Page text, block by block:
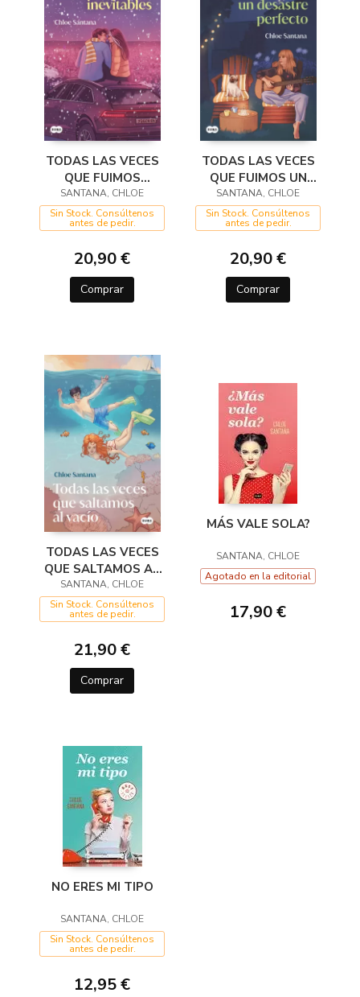
TODAS LAS VECES
QUE FUIMOS
INEVITABLES (SAGA
YUGEN 4)
SANTANA, CHLOE
Sin Stock. Consúltenos
antes de pedir.
20,90 €
Comprar
TODAS LAS VECES
QUE FUIMOS UN
DESASTRE
PERFECTO (YUGEN
3)
SANTANA, CHLOE
Sin Stock. Consúltenos
antes de pedir.
20,90 €
Comprar
TODAS LAS VECES
QUE SALTAMOS AL
VACÍO (PROYECTO
YUGEN 2)
SANTANA, CHLOE
Sin Stock. Consúltenos
antes de pedir.
21,90 €
Comprar
MÁS VALE SOLA?
SANTANA, CHLOE
Agotado en la editorial
17,90 €
NO ERES MI TIPO
SANTANA, CHLOE
Sin Stock. Consúltenos
antes de pedir.
12,95 €